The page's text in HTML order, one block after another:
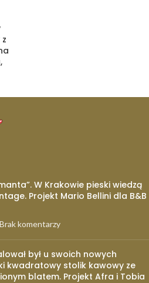
W Krakowie pieski wiedzą
Projekt Mario Bellini dla B&B
Brak komentarzy
był u swoich nowych
kwadratowy stolik kawowy ze
blatem. Projekt Afra i Tobia